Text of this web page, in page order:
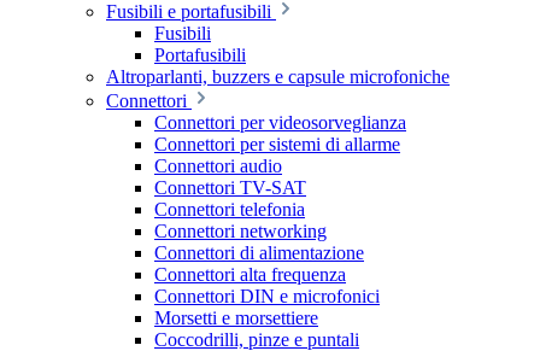
Fusibili e portafusibili
Fusibili
Portafusibili
Altroparlanti, buzzers e capsule microfoniche
Connettori
Connettori per videosorveglianza
Connettori per sistemi di allarme
Connettori audio
Connettori TV-SAT
Connettori telefonia
Connettori networking
Connettori di alimentazione
Connettori alta frequenza
Connettori DIN e microfonici
Morsetti e morsettiere
Coccodrilli, pinze e puntali